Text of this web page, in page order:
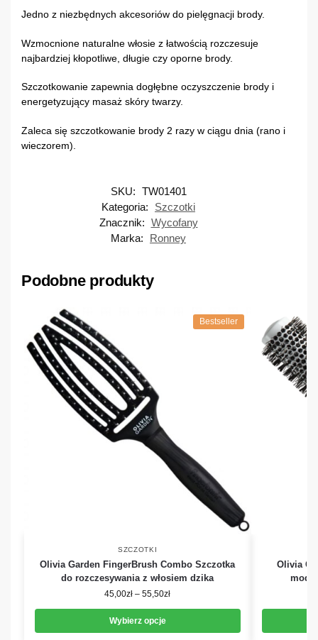
Jedno z niezbędnych akcesoriów do pielęgnacji brody.
Wzmocnione naturalne włosie z łatwością rozczesuje
najbardziej kłopotliwe, długie czy oporne brody.
Szczotkowanie zapewnia dogłębne oczyszczenie brody i
energetyzujący masaż skóry twarzy.
Zaleca się szczotkowanie brody 2 razy w ciągu dnia (rano i
wieczorem).
SKU: TW01401
Kategoria:
Szczotki
Znacznik: Wycofany
Marka:
Ronney
Podobne produkty
Bestseller
SZCZOTKI
Olivia Garden FingerBrush Combo Szczotka
do rozczesywania z włosiem dzika
45,00zł – 55,50zł
Wybierz opcje
Olivia